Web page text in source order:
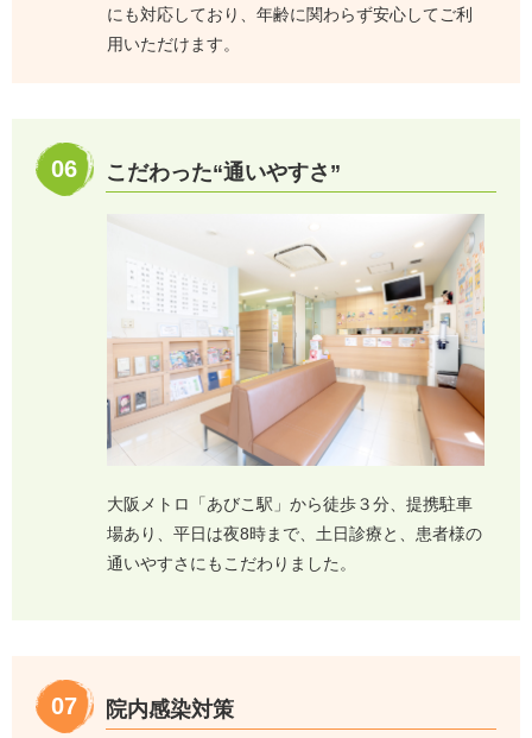
にも対応しており、年齢に関わらず安心してご利
用いただけます。
06 こだわった“通いやすさ”
大阪メトロ「あびこ駅」から徒歩３分、提携駐車
場あり、平日は夜8時まで、土日診療と、患者様の
通いやすさにもこだわりました。
07 院内感染対策